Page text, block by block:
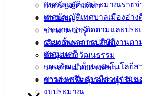
เทศบัญญัติงบประมาณรายจ่
เทศบัญญัติเทศบาลเมืองอ่าง
รายงานการติดตามและประ
รายงานผลการปฏิบัติงานตา
เทศมนตรี
แผนพัฒนาด้านเทคโนโลยีส
การส่งเสริมการมีส่วนร่วมข
งบประมาณ
กิจกรรมอ่างศิลา
ข่าวเด่น
ข่าวสารน่ารู้
เลือกตั้งเทศบาล 2568
ข้อมูลทางวัฒนธรรม
วารสารเมืองอ่างศิลา
ข่าวสารเพื่อคุ้มครองผู้บริโภ
อ.เมือง จ.ชลบุรี
038-
142-100-104
บริการ
ประชาชน